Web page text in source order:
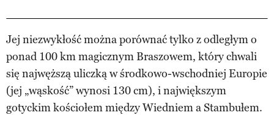
Jej niezwykłość można porównać tylko z odległym o
ponad 100 km magicznym Braszowem, który chwali
się najwęższą uliczką w środkowo-wschodniej Europie
(jej „wąskość” wynosi 130 cm), i największym
gotyckim kościołem między Wiedniem a Stambułem.